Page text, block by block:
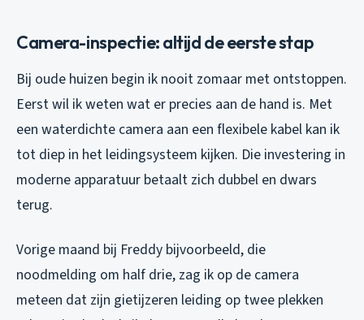
Camera-inspectie: altijd de eerste stap
Bij oude huizen begin ik nooit zomaar met ontstoppen.
Eerst wil ik weten wat er precies aan de hand is. Met
een waterdichte camera aan een flexibele kabel kan ik
tot diep in het leidingsysteem kijken. Die investering in
moderne apparatuur betaalt zich dubbel en dwars
terug.
Vorige maand bij Freddy bijvoorbeeld, die
noodmelding om half drie, zag ik op de camera
meteen dat zijn gietijzeren leiding op twee plekken